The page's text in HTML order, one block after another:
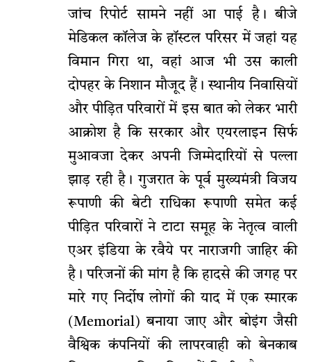
जांच रिपोर्ट सामने नहीं आ पाई है। बीजे
मेडिकल कॉलेज के हॉस्टल परिसर में जहां यह
विमान गिरा था, वहां आज भी उस काली
दोपहर के निशान मौजूद हैं। स्थानीय निवासियों
और पीड़ित परिवारों में इस बात को लेकर भारी
आक्रोश है कि सरकार और एयरलाइन सिर्फ
मुआवजा देकर अपनी जिम्मेदारियों से पल्ला
झाड़ रही है। गुजरात के पूर्व मुख्यमंत्री विजय
रूपाणी की बेटी राधिका रूपाणी समेत कई
पीड़ित परिवारों ने टाटा समूह के नेतृत्व वाली
एअर इंडिया के रवैये पर नाराजगी जाहिर की
है। परिजनों की मांग है कि हादसे की जगह पर
मारे गए निर्दोष लोगों की याद में एक स्मारक
(Memorial) बनाया जाए और बोइंग जैसी
वैश्विक कंपनियों की लापरवाही को बेनकाब